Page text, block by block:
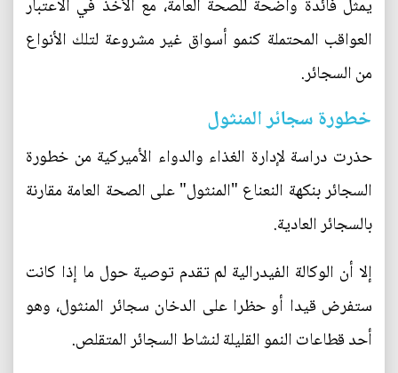
يمثل فائدة واضحة للصحة العامة، مع الأخذ في الاعتبار
العواقب المحتملة كنمو أسواق غير مشروعة لتلك الأنواع
من السجائر.
خطورة سجائر المنثول
حذرت دراسة لإدارة الغذاء والدواء الأميركية من خطورة
السجائر بنكهة النعناع "المنثول" على الصحة العامة مقارنة
بالسجائر العادية.
إلا أن الوكالة الفيدرالية لم تقدم توصية حول ما إذا كانت
ستفرض قيدا أو حظرا على الدخان سجائر المنثول، وهو
أحد قطاعات النمو القليلة لنشاط السجائر المتقلص.